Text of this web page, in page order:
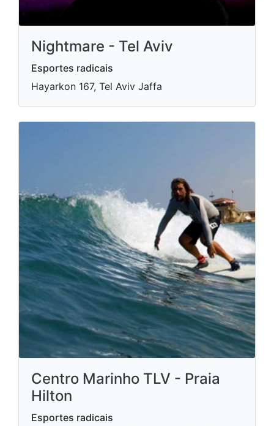
Nightmare - Tel Aviv
Esportes radicais
Hayarkon 167, Tel Aviv Jaffa
Centro Marinho TLV - Praia
Hilton
Esportes radicais